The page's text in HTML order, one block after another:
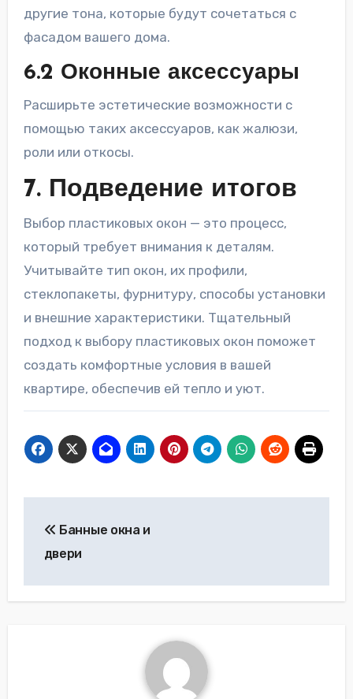
другие тона, которые будут сочетаться с
фасадом вашего дома.
6.2 Оконные аксессуары
Расширьте эстетические возможности с
помощью таких аксессуаров, как жалюзи,
роли или откосы.
7. Подведение итогов
Выбор пластиковых окон — это процесс,
который требует внимания к деталям.
Учитывайте тип окон, их профили,
стеклопакеты, фурнитуру, способы установки
и внешние характеристики. Тщательный
подход к выбору пластиковых окон поможет
создать комфортные условия в вашей
квартире, обеспечив ей тепло и уют.
по
Банные окна и
двери